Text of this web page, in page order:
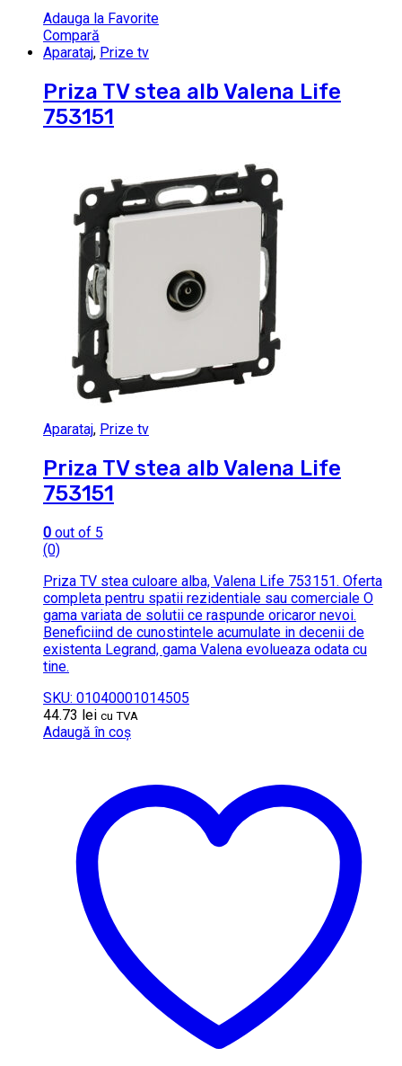
Adauga la Favorite
Compară
Aparataj, Prize tv
Priza TV stea alb Valena Life
753151
Aparataj, Prize tv
Priza TV stea alb Valena Life
753151
0 out of 5
(0)
Priza TV stea culoare alba, Valena Life 753151. Oferta
completa pentru spatii rezidentiale sau comerciale O
gama variata de solutii ce raspunde oricaror nevoi.
Beneficiind de cunostintele acumulate in decenii de
existenta Legrand, gama Valena evolueaza odata cu
tine.
SKU: 01040001014505
44.73 lei cu TVA
Adaugă în coș